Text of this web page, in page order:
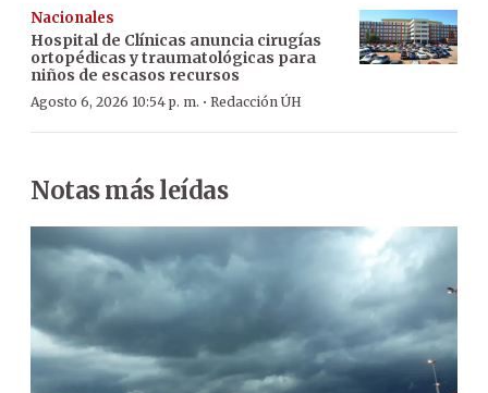
Nacionales
Hospital de Clínicas anuncia cirugías
ortopédicas y traumatológicas para
niños de escasos recursos
Agosto 6, 2026 10:54 p. m. · Redacción ÚH
Notas más leídas